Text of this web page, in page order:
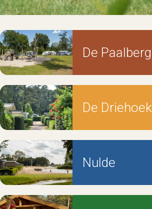
De Paalberg
De Driehoek
Nulde